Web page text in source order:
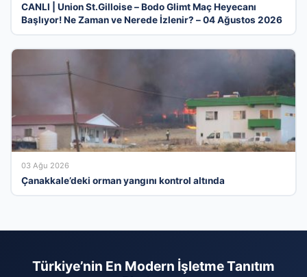
CANLI | Union St.Gilloise – Bodo Glimt Maç Heyecanı
Başlıyor! Ne Zaman ve Nerede İzlenir? – 04 Ağustos 2026
03 Ağu 2026
Çanakkale’deki orman yangını kontrol altında
Türkiye’nin En Modern İşletme Tanıtım